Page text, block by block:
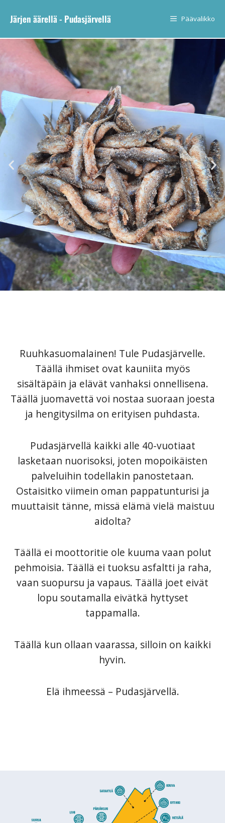
Järjen äärellä - Pudasjärvellä Päävalikko
Ä
Ä
Ä
Ä
Ä
Ä
Ä
Ä
Ä
Ä
Ä
Ä
Ruuhkasuomalainen! Tule Pudasjärvelle.
Täällä ihmiset ovat kauniita myös
sisältäpäin ja elävät vanhaksi onnellisena.
Täällä juomavettä voi nostaa suoraan joesta
ja hengitysilma on erityisen puhdasta.
Pudasjärvellä kaikki alle 40-vuotiaat
lasketaan nuorisoksi, joten mopoikäisten
palveluihin todellakin panostetaan.
Ostaisitko viimein oman pappatunturisi ja
muuttaisit tänne, missä elämä vielä maistuu
aidolta?
Täällä ei moottoritie ole kuuma vaan polut
pehmoisia. Täällä ei tuoksu asfaltti ja raha,
vaan suopursu ja vapaus. Täällä joet eivät
lopu soutamalla eivätkä hyttyset
tappamalla.
Täällä kun ollaan vaarassa, silloin on kaikki
hyvin.
Elä ihmeessä – Pudasjärvellä.